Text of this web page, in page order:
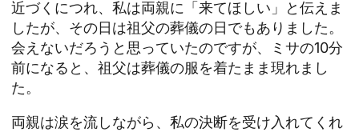
近づくにつれ、私は両親に「来てほしい」と伝えま
したが、その日は祖父の葬儀の日でもありました。
会えないだろうと思っていたのですが、ミサの10分
前になると、祖父は葬儀の服を着たまま現れまし
た。
両親は涙を流しながら、私の決断を受け入れてくれ